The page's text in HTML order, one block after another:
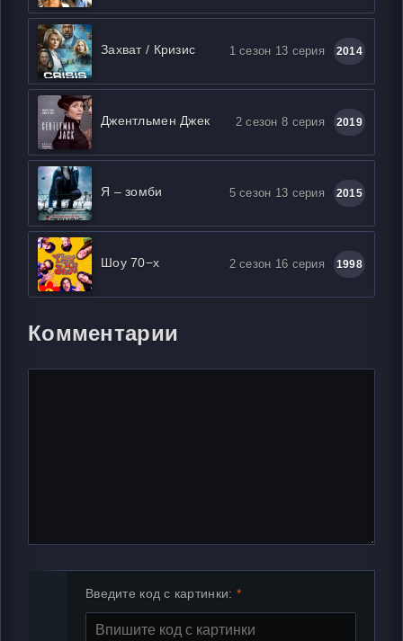
Захват / Кризис 1 сезон 13 серия 2014
Джентльмен Джек 2 сезон 8 серия 2019
Я – зомби 5 сезон 13 серия 2015
Шоу 70−х 2 сезон 16 серия 1998
Комментарии
Введите код с картинки: